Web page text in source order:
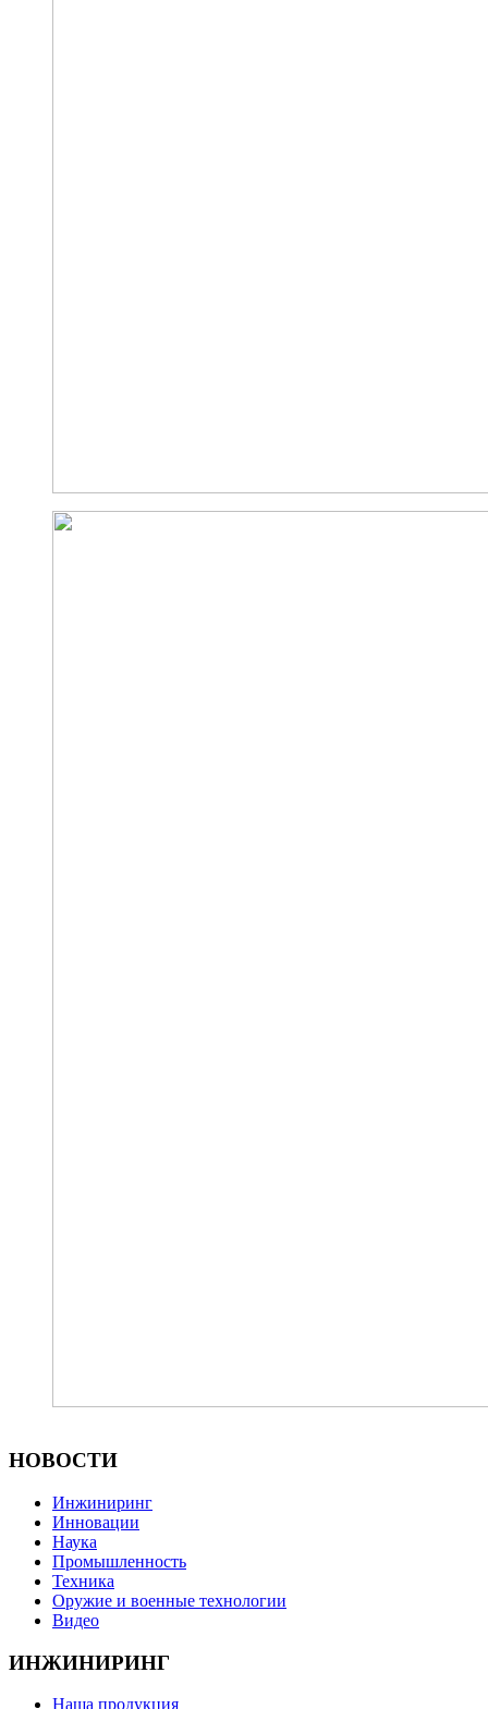
НОВОСТИ
Инжиниринг
Инновации
Наука
Промышленность
Техника
Оружие и военные технологии
Видео
ИНЖИНИРИНГ
Наша продукция